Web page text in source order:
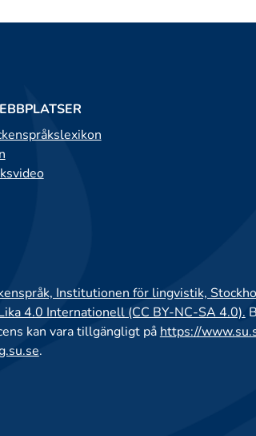
Institutionen för lingvistik,
4.0 Internationell (CC BY-NC-SA 4.0).
kan vara tillgängligt på https://
.